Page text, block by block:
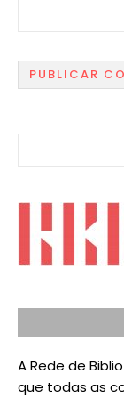
A Rede de
que todas as